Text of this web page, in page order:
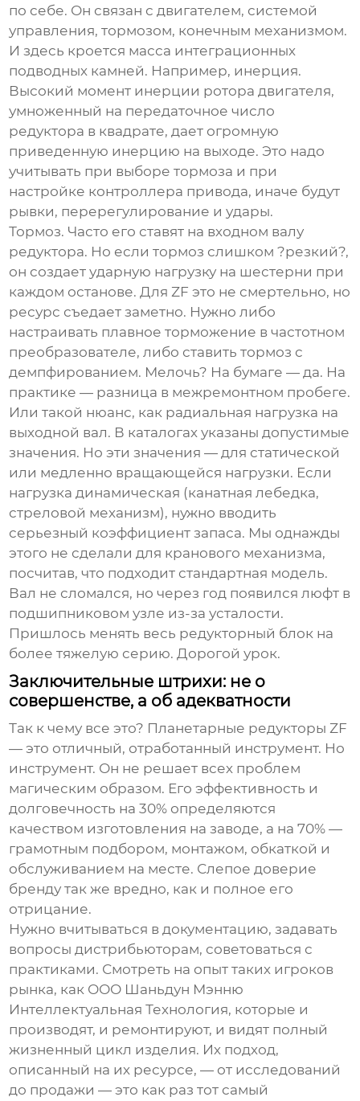
по себе. Он связан с двигателем, системой
управления, тормозом, конечным механизмом.
И здесь кроется масса интеграционных
подводных камней. Например, инерция.
Высокий момент инерции ротора двигателя,
умноженный на передаточное число
редуктора в квадрате, дает огромную
приведенную инерцию на выходе. Это надо
учитывать при выборе тормоза и при
настройке контроллера привода, иначе будут
рывки, перерегулирование и удары.
Тормоз. Часто его ставят на входном валу
редуктора. Но если тормоз слишком ?резкий?,
он создает ударную нагрузку на шестерни при
каждом останове. Для ZF это не смертельно, но
ресурс съедает заметно. Нужно либо
настраивать плавное торможение в частотном
преобразователе, либо ставить тормоз с
демпфированием. Мелочь? На бумаге — да. На
практике — разница в межремонтном пробеге.
Или такой нюанс, как радиальная нагрузка на
выходной вал. В каталогах указаны допустимые
значения. Но эти значения — для статической
или медленно вращающейся нагрузки. Если
нагрузка динамическая (канатная лебедка,
стреловой механизм), нужно вводить
серьезный коэффициент запаса. Мы однажды
этого не сделали для кранового механизма,
посчитав, что подходит стандартная модель.
Вал не сломался, но через год появился люфт в
подшипниковом узле из-за усталости.
Пришлось менять весь редукторный блок на
более тяжелую серию. Дорогой урок.
Заключительные штрихи: не о
совершенстве, а об адекватности
Так к чему все это? Планетарные редукторы ZF
— это отличный, отработанный инструмент. Но
инструмент. Он не решает всех проблем
магическим образом. Его эффективность и
долговечность на 30% определяются
качеством изготовления на заводе, а на 70% —
грамотным подбором, монтажом, обкаткой и
обслуживанием на месте. Слепое доверие
бренду так же вредно, как и полное его
отрицание.
Нужно вчитываться в документацию, задавать
вопросы дистрибьюторам, советоваться с
практиками. Смотреть на опыт таких игроков
рынка, как ООО Шаньдун Мэнню
Интеллектуальная Технология, которые и
производят, и ремонтируют, и видят полный
жизненный цикл изделия. Их подход,
описанный на их ресурсе, — от исследований
до продажи — это как раз тот самый